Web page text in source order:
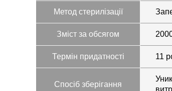
Метод стерилізації
Зміст за обсягом
Термін придатності 11
Спосіб зберігання